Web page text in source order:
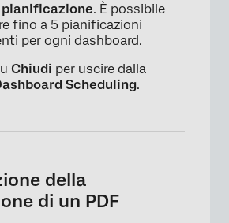
. È possibile
fino a 5 pianificazioni
per ogni dashboard.
Chiudi per uscire dalla
Scheduling.
della
di un PDF